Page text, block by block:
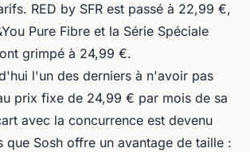
RED by SFR est passé à 22,99 €,
Pure Fibre et la Série Spéciale
grimpé à 24,99 €.
l'un des derniers à n'avoir pas
prix fixe de 24,99 € par mois de sa
avec la concurrence est devenu
que Sosh offre un avantage de taille :